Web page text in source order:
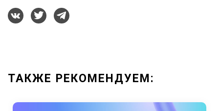
ТАКЖЕ РЕКОМЕНДУЕМ: